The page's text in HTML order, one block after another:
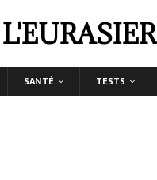
SANTÉ TESTS